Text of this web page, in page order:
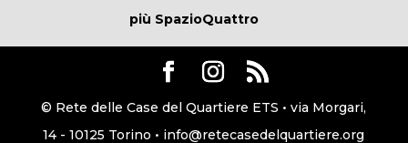
più SpazioQuattro
© Rete delle Case del Quartiere ETS • via Morgari,
14 - 10125 Torino • info@retecasedelquartiere.org